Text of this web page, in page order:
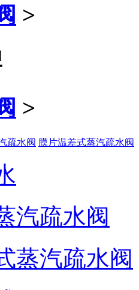
>
>
疏水阀 膜片温差式蒸汽疏水阀
汽疏水阀
蒸汽疏水阀